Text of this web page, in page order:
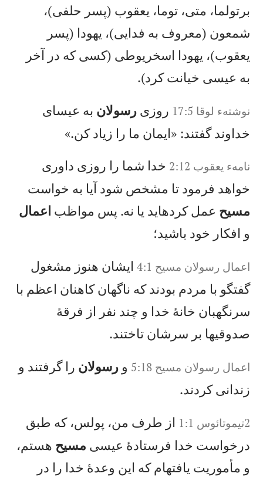
برتولما، متی، توما، يعقوب (پسر حلفی)،
شمعون (معروف به فدايی)، يهودا (پسر
يعقوب)، يهودا اسخريوطی (كسی كه در آخر
به عيسی خيانت كرد).
نوشته‌ء لوقا 17:5 روزیرسولان به عيسای
خداوند گفتند: «ايمان ما را زياد كن.»
نامهء يعقوب‌ 2:12
خدا شما را روزی داوری
خواهد فرمود تا مشخص شود آيا به خواست
مسيح عمل كردهايد يا نه. پس مواظب اعمال
و افكار خود باشيد؛
اعمال‌ رسولان‌ مسيح‌‌ 4:1
ايشان هنوز مشغول
گفتگو با مردم بودند كه ناگهان كاهنان اعظم با
سرنگهبان خانهٔ خدا و چند نفر از فرقهٔ
صدوقیها بر سرشان تاختند.
اعمال‌ رسولان‌ مسيح‌‌ 5:18 ورسولان را گرفتند و
زندانی كردند.
2تيموتائوس 1:1
از طرف من، پولس، كه طبق
درخواست خدا فرستادهٔ عيسی مسيح هستم،
و مأموريت يافتهام كه اين وعدهٔ خدا را در